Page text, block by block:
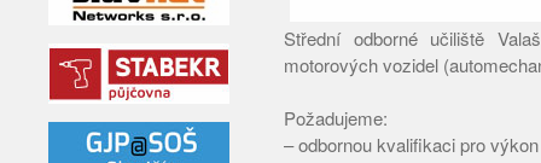
Střední odborné učiliště
motorových vozidel
Požadujeme:
– odbornou kvalifikaci pro